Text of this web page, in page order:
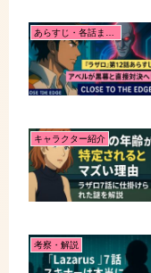
キャラクター紹介
考察・解説